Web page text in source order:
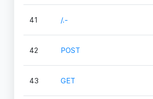
41 /.-
42 POST
43 GET